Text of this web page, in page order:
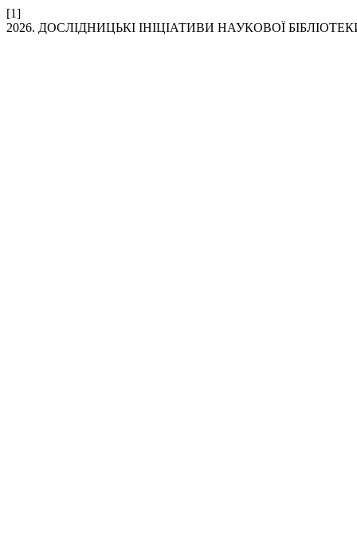
[1]
2026. ДОСЛІДНИЦЬКІ ІНІЦІАТИВИ НАУКОВОЇ